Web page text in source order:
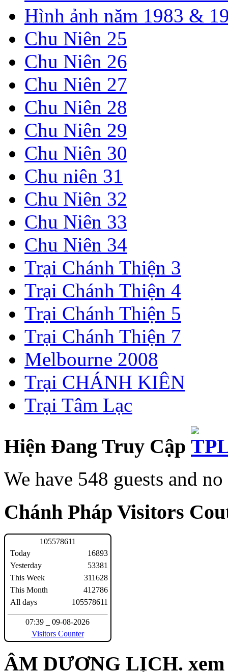
Hình ảnh năm 1983 &
Chu Niên 25
Chu Niên 26
Chu Niên 27
Chu Niên 28
Chu Niên 29
Chu Niên 30
Chu niên 31
Chu Niên 32
Chu Niên 33
Chu Niên 34
Trại Chánh Thiện 3
Trại Chánh Thiện 4
Trại Chánh Thiện 5
Trại Chánh Thiện 7
Melbourne 2008
Trại CHÁNH KIÊN
Trại Tâm Lạc
Hiện Đang Truy Cập
We have 548 guests and
Chánh Pháp Visitors
105578611
Today
Yesterday
This Week
This Month
All days
16893
53381
311628
412786
105578611
07:39 _ 09-08-2026
Visitors Counter
ÂM DƯƠNG LỊCH. xem